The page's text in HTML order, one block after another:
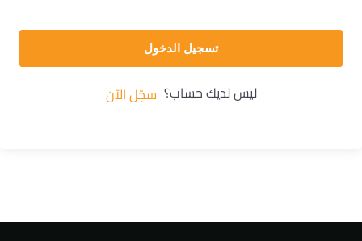
تسجيل الدخول
ليس لديك حساب؟ سجّل الآن